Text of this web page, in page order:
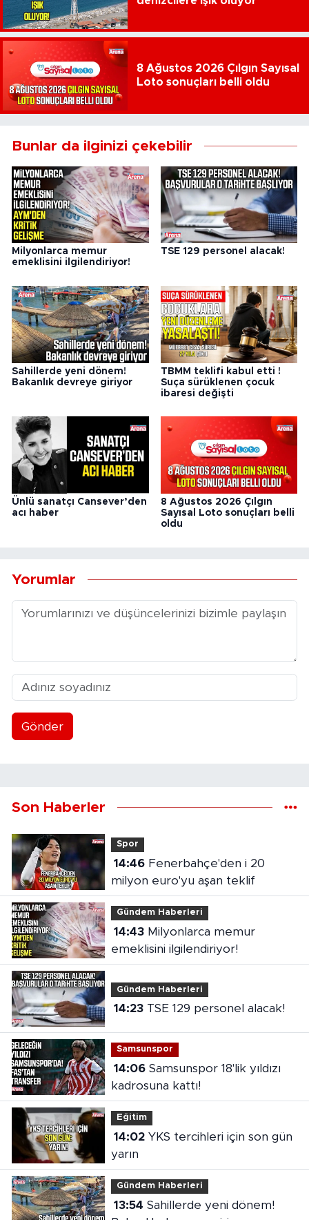
8 Ağustos 2026 Çılgın Sayısal
Loto sonuçları belli oldu
Bunlar da ilginizi çekebilir
Milyonlarca memur
emeklisini ilgilendiriyor!
TSE 129 personel alacak!
Sahillerde yeni dönem!
Bakanlık devreye giriyor
TBMM teklifi kabul etti !
Suça sürüklenen çocuk
ibaresi değişti
Ünlü sanatçı Cansever’den
acı haber
8 Ağustos 2026 Çılgın
Sayısal Loto sonuçları belli
oldu
Yorumlar
Gönder
Son Haberler
Spor
14:46Fenerbahçe'den i 20
milyon euro'yu aşan teklif
Gündem Haberleri
14:43Milyonlarca memur
emeklisini ilgilendiriyor!
Gündem Haberleri
14:23 TSE 129 personel alacak!
Samsunspor
14:06Samsunspor 18'lik yıldızı
kadrosuna kattı!
Eğitim
14:02YKS tercihleri için son gün
yarın
Gündem Haberleri
13:54